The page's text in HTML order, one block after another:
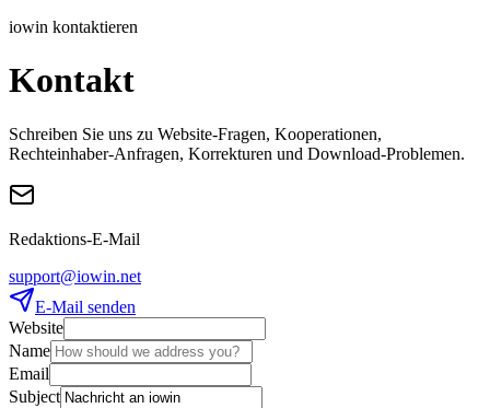
iowin kontaktieren
Kontakt
Schreiben Sie uns zu Website-Fragen, Kooperationen,
Rechteinhaber-Anfragen, Korrekturen und Download-Problemen.
Redaktions-E-Mail
support@iowin.net
E-Mail senden
Website
Name
Email
Subject